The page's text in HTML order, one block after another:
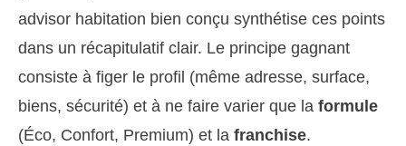
advisor habitation bien conçu synthétise ces points
dans un récapitulatif clair. Le principe gagnant
consiste à figer le profil (même adresse, surface,
biens, sécurité) et à ne faire varier que la formule
(Éco, Confort, Premium) et la franchise.